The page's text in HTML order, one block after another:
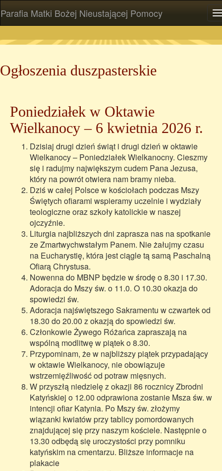
Parafia Matki Bożej Nieustającej Pomocy
Ogłoszenia duszpasterskie
Poniedziałek w Oktawie
Wielkanocy – 6 kwietnia 2026 r.
Dzisiaj drugi dzień świąt i drugi dzień w oktawie
Wielkanocy – Poniedziałek Wielkanocny. Cieszmy
się i radujmy największym cudem Pana Jezusa,
który na powrót otwiera nam bramy nieba.
Dziś w całej Polsce w kościołach podczas Mszy
Świętych ofiarami wspieramy uczelnie i wydziały
teologiczne oraz szkoły katolickie w naszej
ojczyźnie.
Liturgia najbliższych dni zaprasza nas na spotkanie
ze Zmartwychwstałym Panem. Nie żałujmy czasu
na Eucharystię, która jest ciągle tą samą Paschalną
Ofiarą Chrystusa.
Nowenna do MBNP będzie w środę o 8.30 i 17.30.
Adoracja do Mszy św. o 11.0. O 10.30 okazja do
spowiedzi św.
Adoracja najświętszego Sakramentu w czwartek od
18.30 do 20.00 z okazją do spowiedzi św.
Członkowie Żywego Różańca zapraszają na
wspólną modlitwę w piątek o 8.30.
Przypominam, że w najbliższy piątek przypadający
w oktawie Wielkanocy, nie obowiązuje
wstrzemięźliwość od potraw mięsnych.
W przyszłą niedzielę z okazji 86 rocznicy Zbrodni
Katyńskiej o 12.00 odprawiona zostanie Msza św. w
intencji ofiar Katynia. Po Mszy św. złożymy
wiązanki kwiatów przy tablicy pomordowanych
znajdującej się przy naszym kościele. Następnie o
13.30 odbędą się uroczystości przy pomniku
katyńskim na cmentarzu. Bliższe informacje na
plakacie